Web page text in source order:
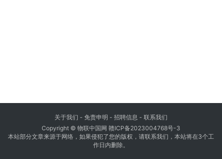
关于我们 - 免责申明 - 招聘信息 - 联系我们
Copyright © 物联中国网 赣ICP备2023004768号-3
本站部分文章来源于网络，如果侵犯了您的版权，请联系我们，本站将在3个工
作日内删除。